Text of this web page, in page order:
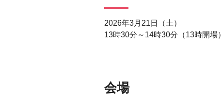
2026年3月21日（土）
13時30分～14時30分（13時開場）
会場